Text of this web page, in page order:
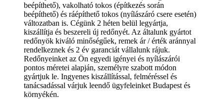
beépíthető), vakolható tokos (építkezés során
beépíthető) és ráépíthető tokos (nyílászáró csere esetén)
változatban is. Cégünk 2 héten belül legyártja,
kiszállítja és beszereli új redőnyét. Az általunk gyártot
redőnyök kiváló minőségűek, remek ár / érték aránnyal
rendelkeznek és 2 év garanciát vállalunk rájuk.
Redőnyeinket az Ön egyedi igényei és nyílászárói
pontos méretei alapján, személyre szabott módon
gyártjuk le. Ingyenes kiszállítással, felméréssel és
tanácsadással várjuk leendő ügyfeleinket Budapest és
környékén.